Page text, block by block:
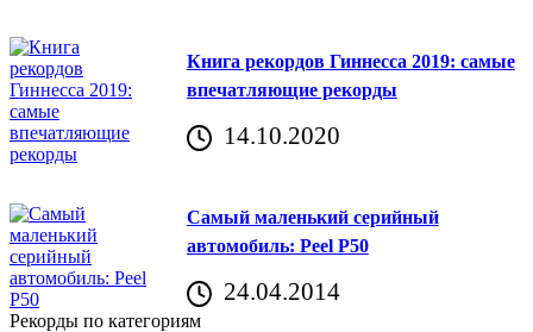
Книга рекордов Гиннесса 2019: самые
впечатляющие рекорды
14.10.2020
Самый маленький серийный
автомобиль: Peel P50
24.04.2014
Рекорды по категориям